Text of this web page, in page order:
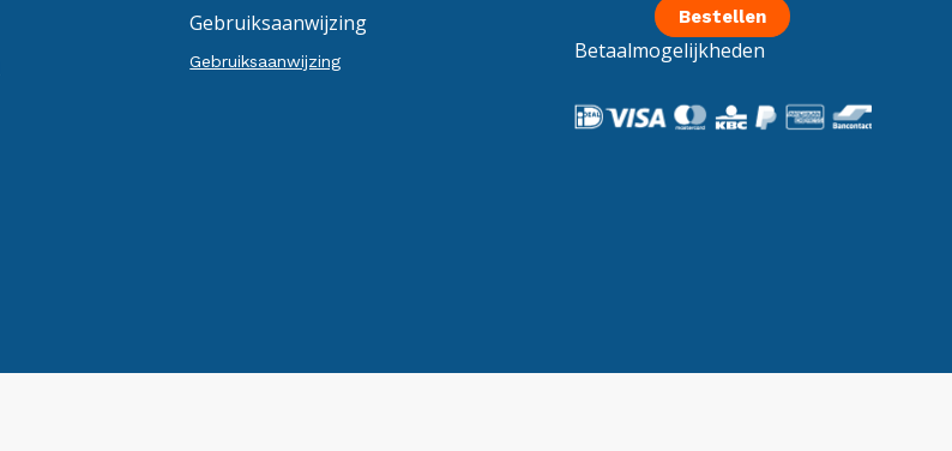
Gebruiksaanwijzing
Gebruiksaanwijzing
Bestellen
Betaalmogelijkheden